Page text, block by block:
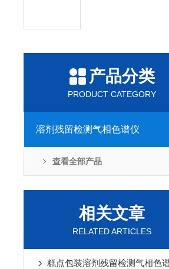
产品分类
PRODUCT CATEGORY
溶剂残留检测气相色谱仪
查看全部产品
相关文章
RELATED ARTICLES